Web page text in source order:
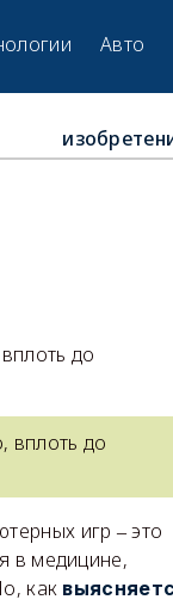
Авто
до
вплоть до
игр ‒ это
в медицине,
как